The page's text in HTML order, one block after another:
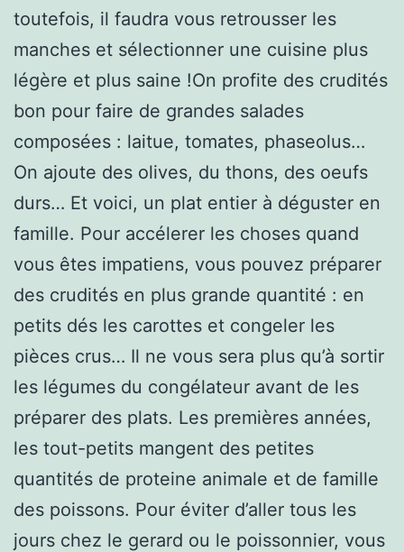
toutefois, il faudra vous retrousser les
manches et sélectionner une cuisine plus
légère et plus saine !On profite des crudités
bon pour faire de grandes salades
composées : laitue, tomates, phaseolus…
On ajoute des olives, du thons, des oeufs
durs… Et voici, un plat entier à déguster en
famille. Pour accélerer les choses quand
vous êtes impatiens, vous pouvez préparer
des crudités en plus grande quantité : en
petits dés les carottes et congeler les
pièces crus… Il ne vous sera plus qu’à sortir
les légumes du congélateur avant de les
préparer des plats. Les premières années,
les tout-petits mangent des petites
quantités de proteine animale et de famille
des poissons. Pour éviter d’aller tous les
jours chez le gerard ou le poissonnier, vous